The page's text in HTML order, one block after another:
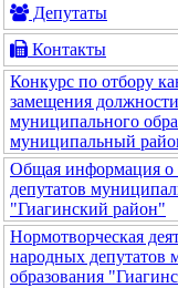
Депутаты
Контакты
Конкурс по отбору
замещения
муниципального
муниципальный
Общая информация о
депутатов
"Гиагинский район"
Нормотворческая
народных депутатов
образования